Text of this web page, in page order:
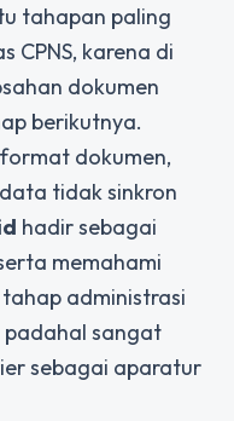
tahapan paling
CPNS, karena di
dokumen
berikutnya.
dokumen,
tidak sinkron
hadir sebagai
memahami
administrasi
padahal sangat
sebagai aparatur